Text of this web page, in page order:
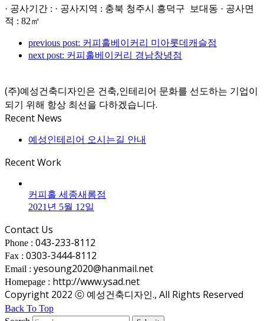
· 공사기간 : · 공사지역 : 충북 청주시 흥덕구 보대동 · 공사면
적 : 82㎡
previous post: 커피홀베이커리 미아롯데캐슬점
next post: 커피홀베이커리 경남창녕점
(주)예성건축디자인은 건축,인테리어 문화를 선도하는 기업이
되기 위해 항상 최선을 다하겠습니다.
Recent News
예성인테리어 오시는길 안내
Recent Work
커피홀 세종새롬점
2021년 5월 12일
Contact Us
Phone : 043-233-8112
Fax : 0303-3444-8112
Email : yesoung2020@hanmail.net
Homepage : http://www.ysad.net
Copyright 2022 ⓒ 예성건축디자인., All Rights Reserved
Back To Top